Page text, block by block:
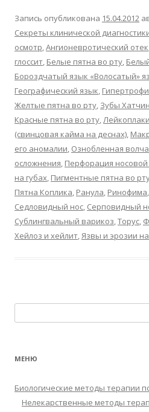
Запись опубликована 15.04.2012
Секреты клинической
осмотр,Ангионевротический отек
глоссит, Белые пятна во рту,
Бороздчатый язык «Волосатый»
Географический язык,
Желтые пятна во рту, Зубы
Красные пятна во рту,
(свинцовая кайма на деснах),
его аномалии, Ознобленная
осложнения, Перфорация
на губах, Пигментные пятна во
Пятна Коплика, Ранула, Ринофима,
Седловидный нос, Серповидный
Сублингвальный варикоз,Торус,
Хейлоз и хейлит,Язвы и эрозии
МЕНЮ
Биологические методы терапии
Нелекарственные методы